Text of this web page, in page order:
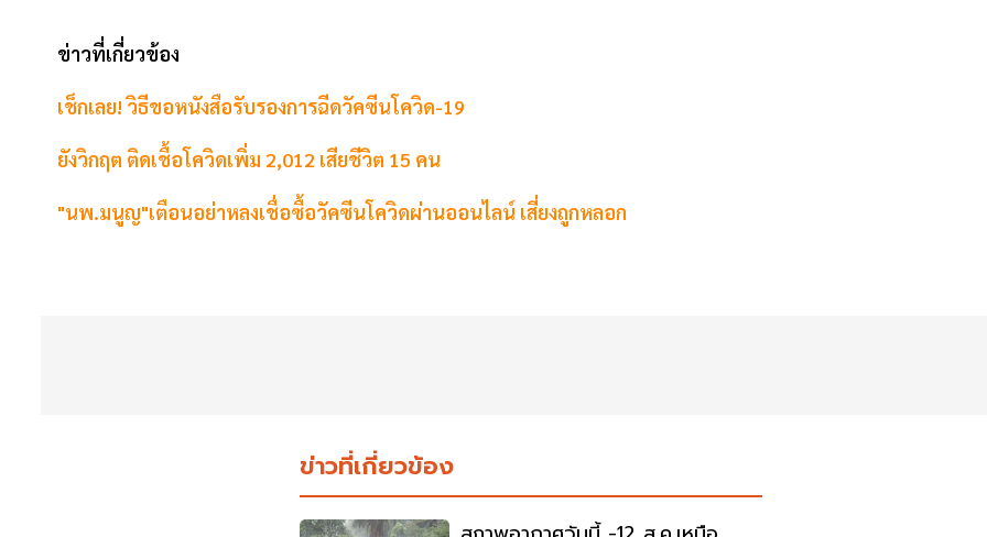
ข่าวที่เกี่ยวข้อง
เช็กเลย! วิธีขอหนังสือรับรองการฉีดวัคซีนโควิด-19
ยังวิกฤต ติดเชื้อโควิดเพิ่ม 2,012 เสียชีวิต 15 คน
"นพ.มนูญ"เตือนอย่าหลงเชื่อซื้อวัคซีนโควิดผ่านออนไลน์ เสี่ยงถูกหลอก
ข่าวที่เกี่ยวข้อง